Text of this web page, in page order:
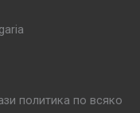
политика по всяко